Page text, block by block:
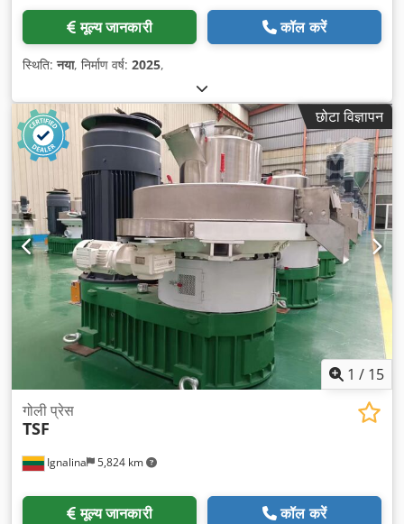
मूल्य जानकारी कॉल करें
स्थिति:नया, निर्माण वर्ष: 2025,
छोटा विज्ञापन
1 / 15
Ignalina 5,824 km
गोली प्रेस
TSF
मूल्य जानकारी कॉल करें